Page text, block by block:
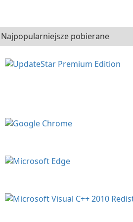
Najpopularniejsze pobierane